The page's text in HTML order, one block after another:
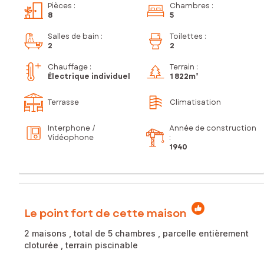
Pièces :
8
Chambres :
5
Salles de bain :
2
Toilettes :
2
Chauffage :
Électrique individuel
Terrain :
1 822m²
Terrasse Climatisation
Interphone /
Vidéophone
Année de construction
:
1940
Le point fort de cette maison
2 maisons , total de 5 chambres , parcelle entièrement
cloturée , terrain piscinable